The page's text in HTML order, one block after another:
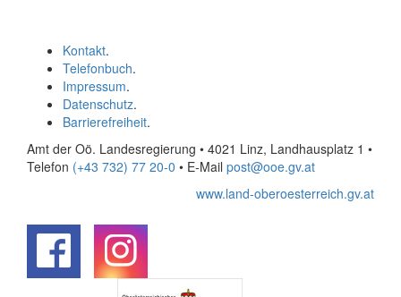
Kontakt.
Telefonbuch.
Impressum.
Datenschutz.
Barrierefreiheit.
Amt der Oö. Landesregierung • 4021 Linz, Landhausplatz 1 •
Telefon (+43 732) 77 20-0 • E-Mail post@ooe.gv.at
www.land-oberoesterreich.gv.at